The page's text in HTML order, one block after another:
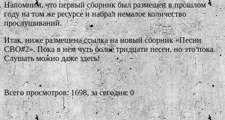
Напомним, что первый сборник был размещен в прошлом
году на том же ресурсе и набрал немалое количество
прослушиваний.
Итак, ниже размещена ссылка на новый сборник «Песни
СВО#2». Пока в нём чуть более тридцати песен, но это пока.
Слушать можно даже здесь!
Всего просмотров: 1698, за сегодня: 0